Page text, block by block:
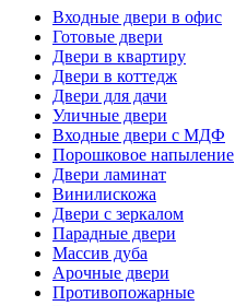
Входные двери в офис
Готовые двери
Двери в квартиру
Двери в коттедж
Двери для дачи
Уличные двери
Входные двери с МДФ
Порошковое напыление
Двери ламинат
Винилискожа
Двери с зеркалом
Парадные двери
Массив дуба
Арочные двери
Противопожарные